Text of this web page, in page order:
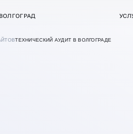
ВОЛГОГРАД
ТЕХНИЧЕСКИЙ АУДИТ В ВОЛГОГРАДЕ